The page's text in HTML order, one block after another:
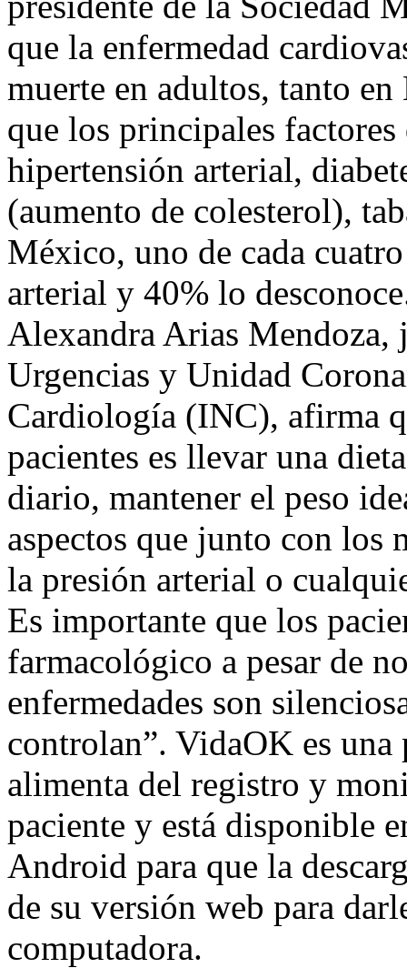
que la enfermedad
muerte en adultos, tanto
que los principales
hipertensión arterial,
(aumento de colesterol),
México, uno de cada
arterial y 40% lo
Alexandra Arias Mendoza,
Urgencias y Unidad
Cardiología (INC), afirma
pacientes es llevar una
diario, mantener el peso
aspectos que junto con
la presión arterial o
Es importante que los
farmacológico a pesar de
enfermedades son
controlan”. VidaOK es una
alimenta del registro y
paciente y está disponible
Android para que la
de su versión web para
computadora.